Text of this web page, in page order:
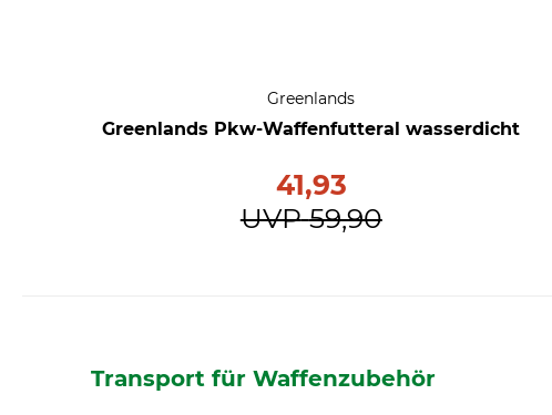
Greenlands
Greenlands Pkw-Waffenfutteral wasserdicht
41,93
UVP 59,90
Transport für Waffenzubehör